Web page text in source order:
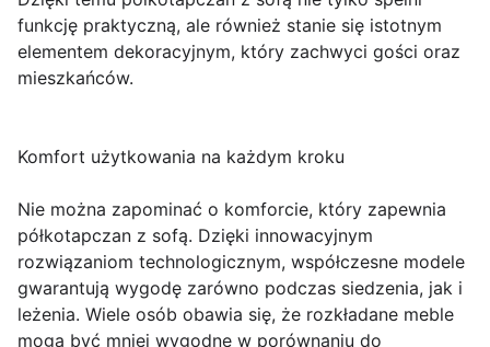
funkcję praktyczną, ale również stanie się istotnym
elementem dekoracyjnym, który zachwyci gości oraz
mieszkańców.
Komfort użytkowania na każdym kroku
Nie można zapominać o komforcie, który zapewnia
półkotapczan z sofą. Dzięki innowacyjnym
rozwiązaniom technologicznym, współczesne modele
gwarantują wygodę zarówno podczas siedzenia, jak i
leżenia. Wiele osób obawia się, że rozkładane meble
mogą być mniej wygodne w porównaniu do